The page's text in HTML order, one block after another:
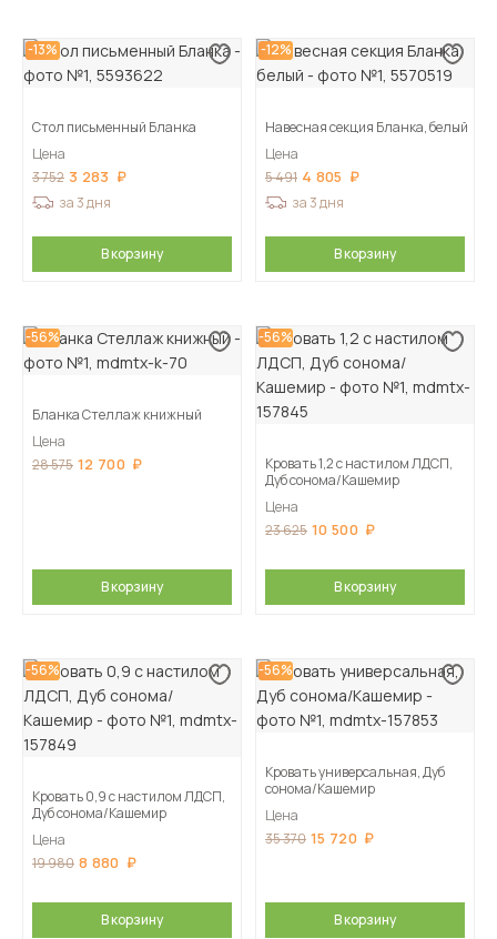
-13%
Стол письменный Бланка
Цена
3 752 3 283
за 3 дня
В корзину
-12%
Навесная секция Бланка, белый
Цена
5 491 4 805
за 3 дня
В корзину
-56%
Бланка Стеллаж книжный
Цена
28 575 12 700
В корзину
-56%
Кровать 1,2 с настилом ЛДСП,
Дуб сонома/Кашемир
Цена
23 625 10 500
В корзину
-56%
Кровать 0,9 с настилом ЛДСП,
Дуб сонома/Кашемир
Цена
19 980 8 880
В корзину
-56%
Кровать универсальная, Дуб
сонома/Кашемир
Цена
35 370 15 720
В корзину